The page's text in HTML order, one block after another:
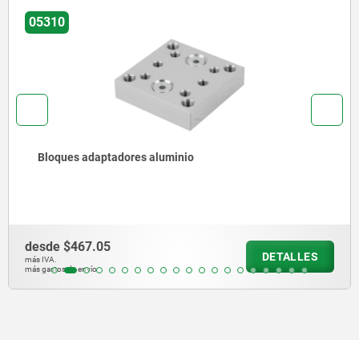
05310
Bloques adaptadores aluminio
desde $467.05
más IVA.
más gastos de envío
DETALLES